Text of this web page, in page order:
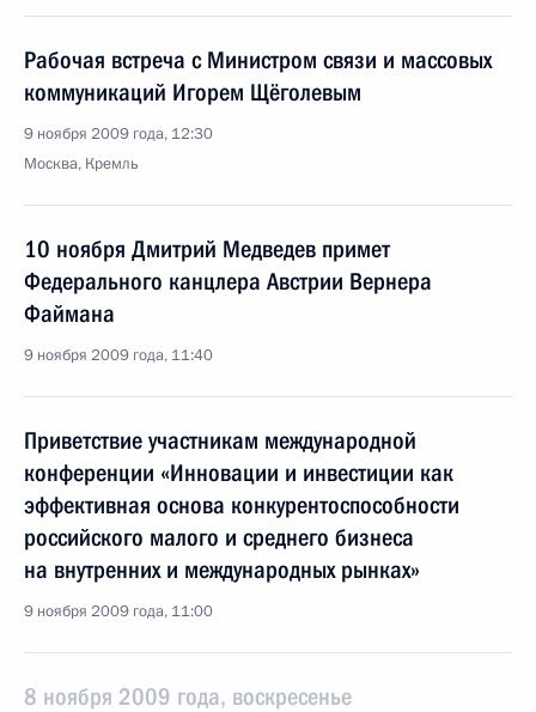
Рабочая встреча с Министром связи и массовых
коммуникаций Игорем Щёголевым
9 ноября 2009 года, 12:30
Москва, Кремль
10 ноября Дмитрий Медведев примет
Федерального канцлера Австрии Вернера
Файмана
9 ноября 2009 года, 11:40
Приветствие участникам международной
конференции «Инновации и инвестиции как
эффективная основа конкурентоспособности
российского малого и среднего бизнеса
на внутренних и международных рынках»
9 ноября 2009 года, 11:00
8 ноября 2009 года, воскресенье